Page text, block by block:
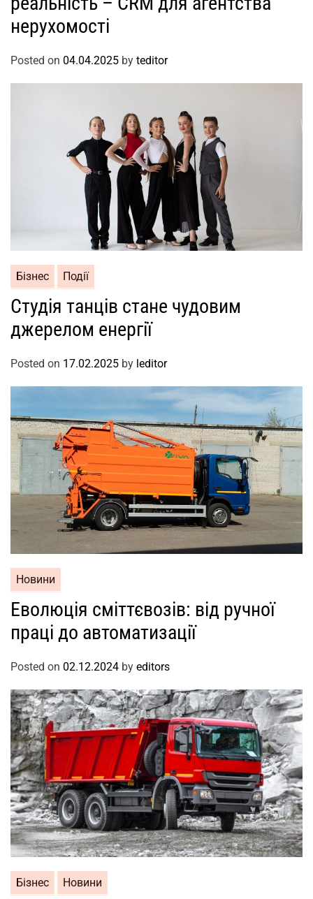
нерухомості
Posted on 04.04.2025 by teditor
Бізнес Події
Студія танців стане чудовим
джерелом енергії
Posted on 17.02.2025 by leditor
Новини
Еволюція сміттєвозів: від ручної
праці до автоматизації
Posted on 02.12.2024 by editors
Бізнес Новини